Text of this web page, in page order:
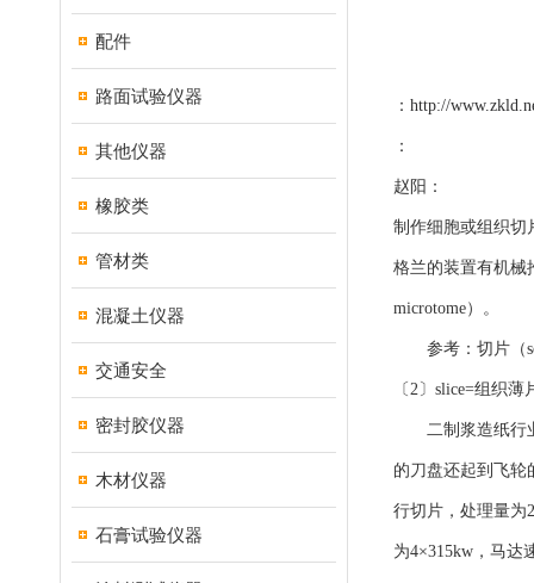
配件
路面试验仪器
其他仪器
橡胶类
管材类
混凝土仪器
交通安全
密封胶仪器
木材仪器
石膏试验仪器
： http://
：
赵阳：
制作细胞或组织切
格兰的装置有机械
microtome）。
参考：切片（
〔2〕slice=组织薄
二制浆造纸行业
的刀盘还起到飞轮
行切片，处理量为
为4×315kw，马达